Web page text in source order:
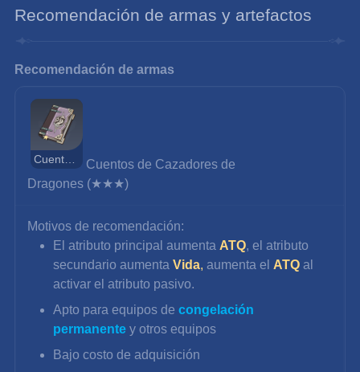
Recomendación de armas y artefactos
Recomendación de armas
Cuentos de Cazadores de Dragones
Cuentos de Cazadores de
Dragones (★★★)
Motivos de recomendación:
El atributo principal aumenta ATQ, el atributo
secundario aumenta Vida, aumenta el ATQ al
activar el atributo pasivo.
Apto para equipos de congelación
permanente y otros equipos
Bajo costo de adquisición